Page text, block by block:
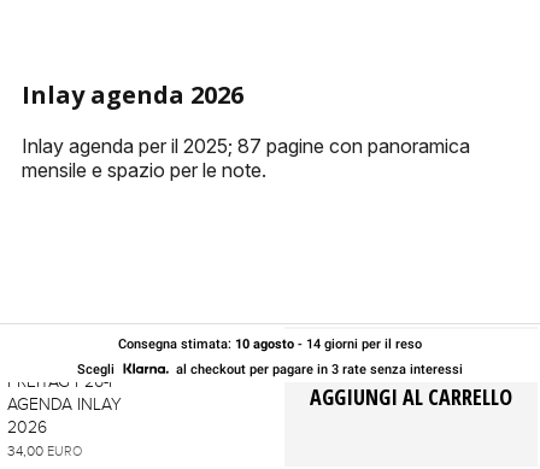
Consegna stimata: 10 agosto - 14 giorni per il reso
Scegli
al checkout per pagare in 3 rate senza interessi
FREITAG F26-I
AGENDA INLAY
2026
34,00 EURO
Inlay agenda 2026
Inlay agenda per il 2025; 87 pagine con panoramica
mensile e spazio per le note.